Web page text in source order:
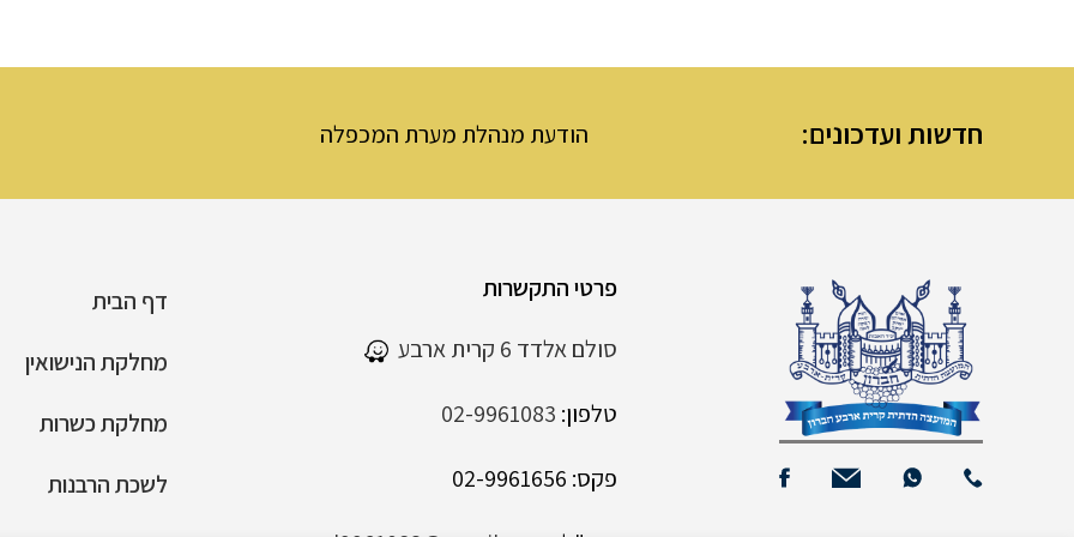
חדשות ועדכונים: הודעת מנהלת מערת המכפלה
דף הבית
מחלקת הנישואין
מחלקת כשרות
לשכת הרבנות
פרטי התקשרות
סולם אלדד 6 קרית ארבע
טלפון: 02-9961083
פקס: 02-9961656